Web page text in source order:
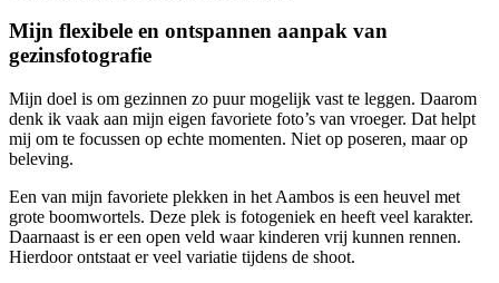
Mijn flexibele en ontspannen aanpak van
gezinsfotografie
Mijn doel is om gezinnen zo puur mogelijk vast te leggen. Daarom
denk ik vaak aan mijn eigen favoriete foto’s van vroeger. Dat helpt
mij om te focussen op echte momenten. Niet op poseren, maar op
beleving.
Een van mijn favoriete plekken in het Aambos is een heuvel met
grote boomwortels. Deze plek is fotogeniek en heeft veel karakter.
Daarnaast is er een open veld waar kinderen vrij kunnen rennen.
Hierdoor ontstaat er veel variatie tijdens de shoot.